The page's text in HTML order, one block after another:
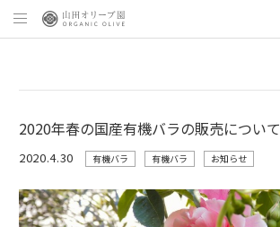
2020年春の国産有機バラの販売について
2020.4.30 有機バラ 有機バラ お知らせ